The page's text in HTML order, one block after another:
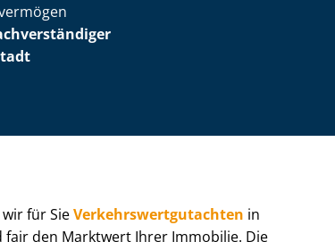
für SieVer­kehrs­wert­gut­ach­ten in
den Marktwert Ihrer Immobilie. Die